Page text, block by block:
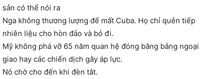
sản có thể nói ra
Nga không thương lượng để mất Cuba. Họ chỉ quên tiếp
nhiên liệu cho hòn đảo và bỏ đi.
Mỹ không phá vỡ 65 năm quan hệ đóng băng bằng ngoại
giao hay các chiến dịch gây áp lực.
Nó chờ cho đến khi đèn tắt.